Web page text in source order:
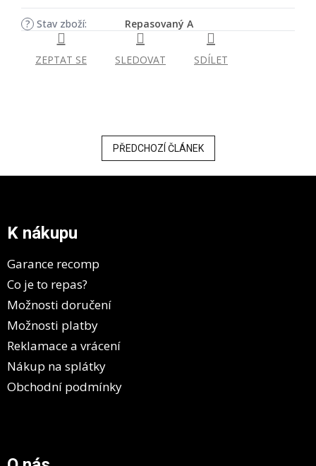
? Stav zboží: Repasovaný A
ZEPTAT SE SLEDOVAT SDÍLET
PŘEDCHOZÍ ČLÁNEK
K nákupu
Garance recomp
Co je to repas?
Možnosti doručení
Možnosti platby
Reklamace a vrácení
Nákup na splátky
Obchodní podmínky